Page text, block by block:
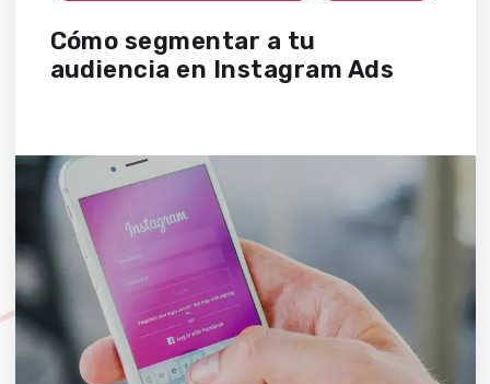
Cómo segmentar a tu
audiencia en Instagram Ads